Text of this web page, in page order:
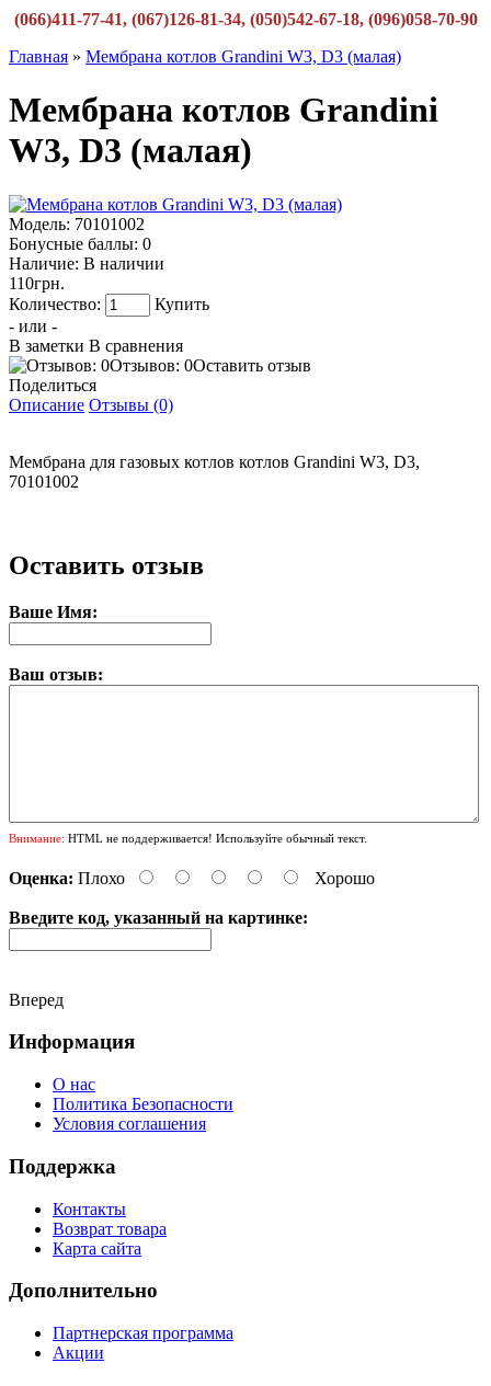
(066)411-77-41, (067)126-81-34, (050)542-67-18, (096)058-70-90
Главная » Мембрана котлов Grandini W3, D3 (малая)
Мембрана котлов Grandini
W3, D3 (малая)
Модель: 70101002
Бонусные баллы: 0
Наличие: В наличии
110грн.
Количество:
Купить
- или -
В заметки В сравнения
Отзывов: 0Оставить отзыв
Поделиться
Описание Отзывы (0)
Мембрана для газовых котлов котлов Grandini W3, D3,
70101002
Оставить отзыв
Ваше Имя:
Ваш отзыв:
Внимание: HTML не поддерживается! Используйте обычный текст.
Оценка: Плохо Хорошо
Введите код, указанный на картинке:
Вперед
Информация
О нас
Политика Безопасности
Условия соглашения
Поддержка
Контакты
Возврат товара
Карта сайта
Дополнительно
Партнерская программа
Акции